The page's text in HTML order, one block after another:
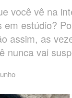
você vê na
estúdio?
assim, as
nunca vai